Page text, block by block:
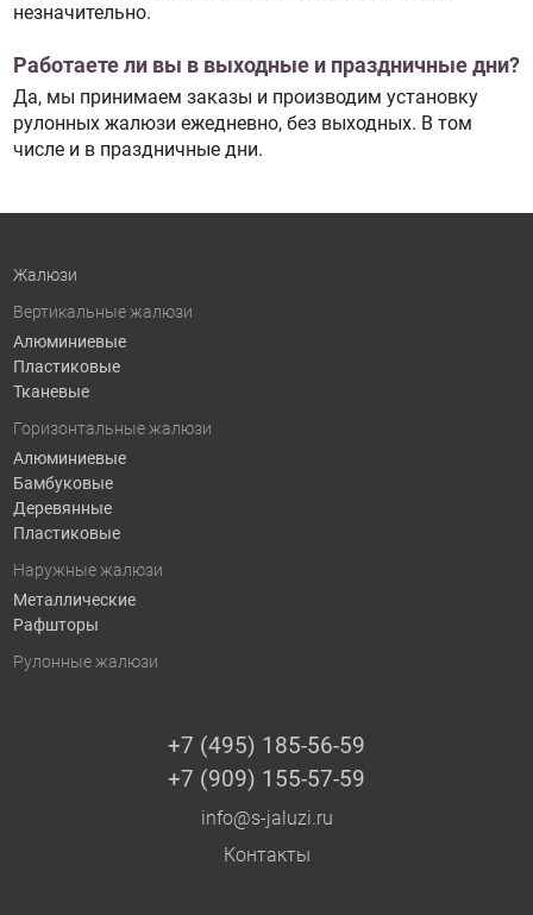
незначительно.
Работаете ли вы в выходные и праздничные дни?
Да, мы принимаем заказы и производим установку
рулонных жалюзи ежедневно, без выходных. В том
числе и в праздничные дни.
Жалюзи
Вертикальные жалюзи
Алюминиевые
Пластиковые
Тканевые
Горизонтальные жалюзи
Алюминиевые
Бамбуковые
Деревянные
Пластиковые
Наружные жалюзи
Металлические
Рафшторы
Рулонные жалюзи
+7 (495) 185-56-59
+7 (909) 155-57-59
info@s-jaluzi.ru
Контакты